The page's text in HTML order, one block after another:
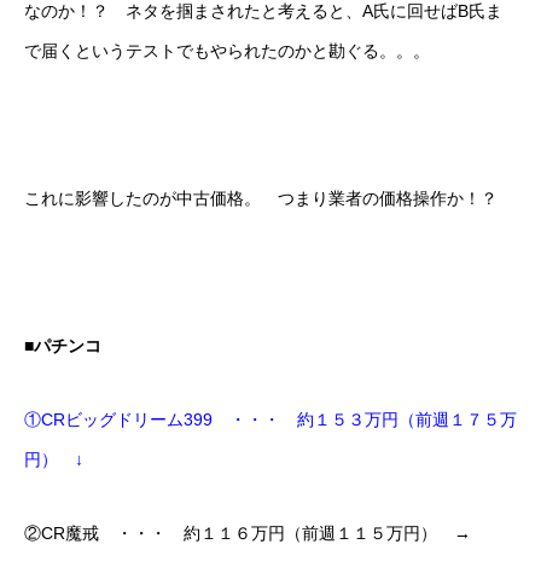
なのか！？ ネタを掴まされたと考えると、A氏に回せばB氏ま
で届くというテストでもやられたのかと勘ぐる。。。
これに影響したのが中古価格。 つまり業者の価格操作か！？
■パチンコ
①CRビッグドリーム399 ・・・ 約１５３万円（前週１７５万
円） ↓
②CR魔戒 ・・・ 約１１６万円（前週１１５万円） →